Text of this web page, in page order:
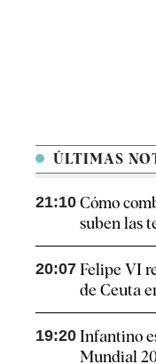
ÚLTIMAS
21:10 Cómo
suben las
20:07 Felipe VI
de Ceuta
19:20 Infantino
Mundial